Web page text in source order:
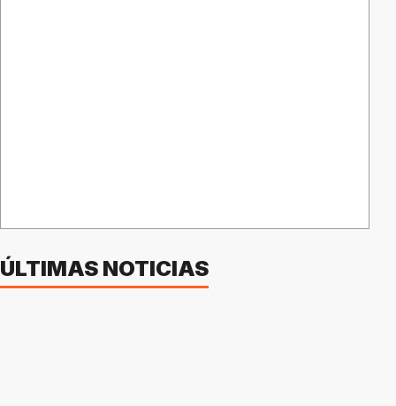
ÚLTIMAS NOTICIAS